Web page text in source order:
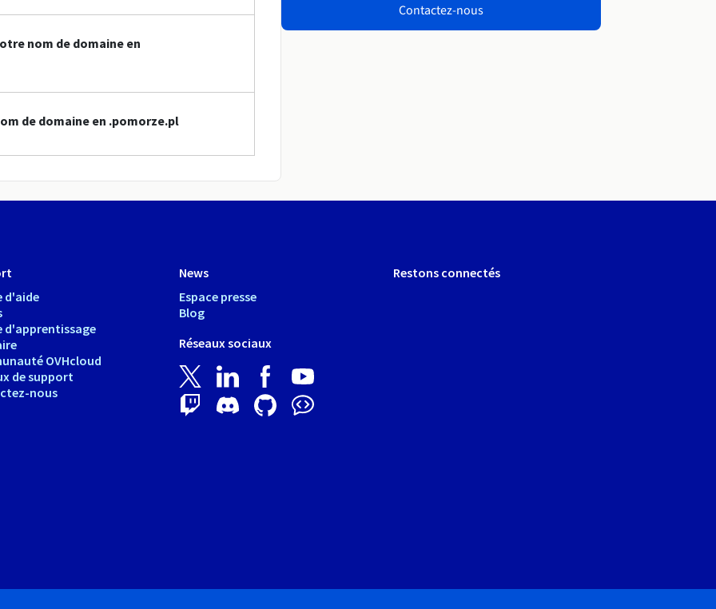
nom de domaine en
de domaine en .pomorze.pl
Contactez-nous
d'aide
d'apprentissage
OVHcloud
de support
nous
News
Espace presse
Blog
Réseaux sociaux
Restons connectés